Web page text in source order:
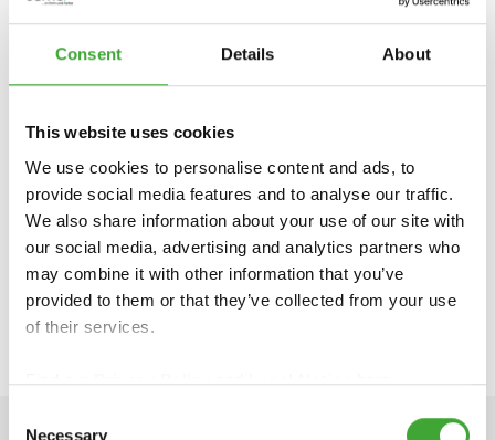
Consent Details About
This website uses cookies
We use cookies to personalise content and ads, to
provide social media features and to analyse our traffic.
We also share information about your use of our site with
our social media, advertising and analytics partners who
may combine it with other information that you’ve
provided to them or that they’ve collected from your use
of their services.
Find ourPrivacy PolicyandLegal Noticehere.
Necessary
RIVENDITORE SPECIALIZZATO LOCALE:
STRAUDI S.p.A.
Via Mayr-Nusser-Str. 26 | 39100 -
Bolzano
Tel. +39 0471 30 44 11
https://www.straudi.it